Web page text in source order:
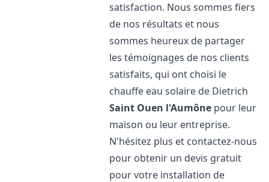
satisfaction. Nous sommes fiers
de nos résultats et nous
sommes heureux de partager
les témoignages de nos clients
satisfaits, qui ont choisi le
chauffe eau solaire de Dietrich
Saint Ouen l'Aumône pour leur
maison ou leur entreprise.
N'hésitez plus et contactez-nous
pour obtenir un devis gratuit
pour votre installation de